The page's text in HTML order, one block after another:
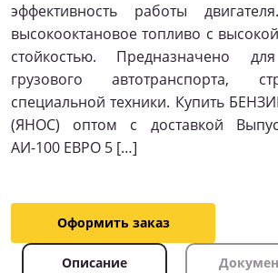
эффективность работы
высокооктановое топливо с
стойкостью. Предназначено
грузового автотранспорта,
специальной техники. Купить
(ЯНОС) оптом с доставкой
АИ-100 ЕВРО 5 […]
Оформить заказ
Описание